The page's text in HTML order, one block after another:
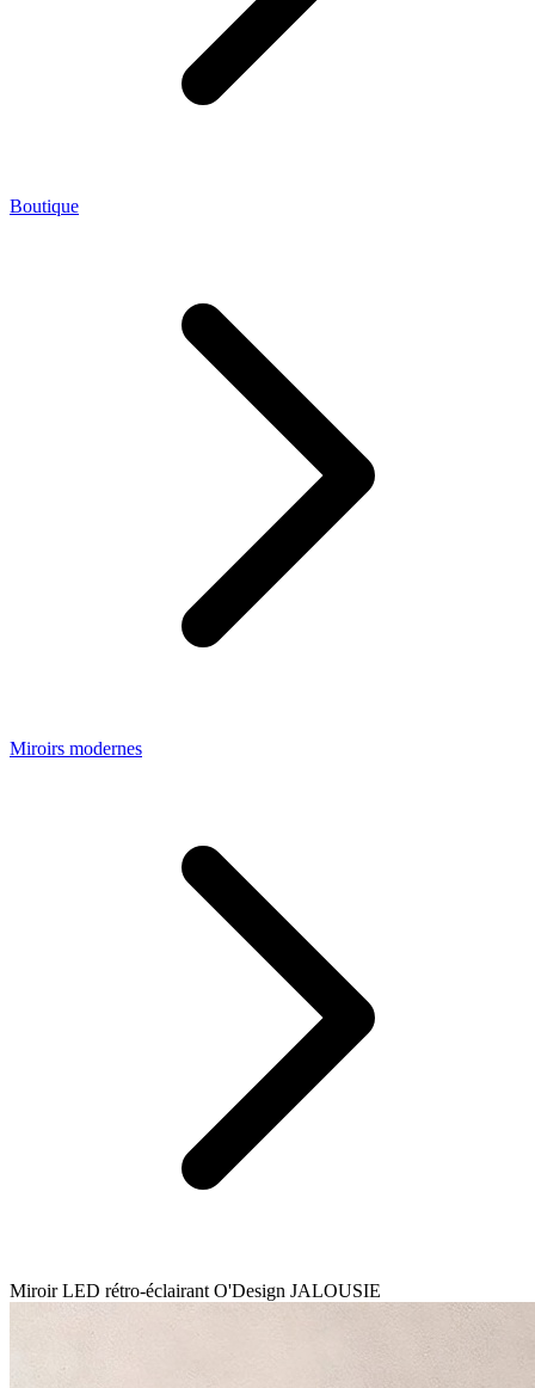
Boutique
Miroirs modernes
Miroir LED rétro-éclairant O'Design JALOUSIE